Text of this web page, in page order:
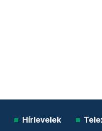
Hírlevelek